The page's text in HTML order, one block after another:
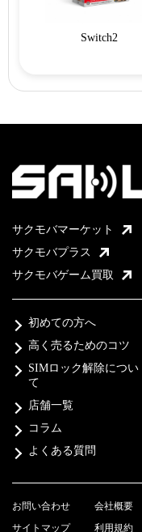
Switch2
サクモバマーケット
サクモバプラス
サクモバゲーム買取
初めての方へ
高く売るためのコツ
SIMロック解除につい
て
店舗一覧
コラム
よくある質問
お問い合わせ 会社概要
サイトマップ
利用規約